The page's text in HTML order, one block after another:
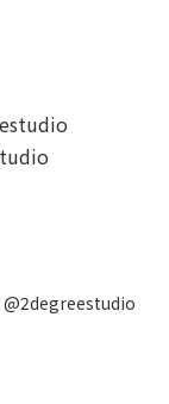
@2degreestudio